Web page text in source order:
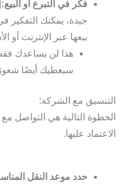
فكر في التبرع أو البيع:
جيدة، يمكنك التفكير
بيعها عبر الإنترنت أو
هذا لن يساعدك
سيعطيك أيضًا
التنسيق مع الشركة:
الخطوة التالية هي التواصل
الاعتماد عليها.
حدد موعد النقل